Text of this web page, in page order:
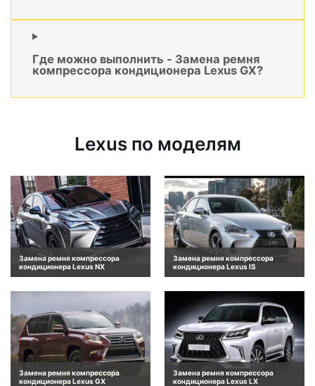
Где можно выполнить - Замена ремня
компрессора кондиционера Lexus GX?
Lexus по моделям
Замена ремня компрессора
кондиционера Lexus NX
Замена ремня компрессора
кондиционера Lexus IS
Замена ремня компрессора
кондиционера Lexus GX
Замена ремня компрессора
кондиционера Lexus LX